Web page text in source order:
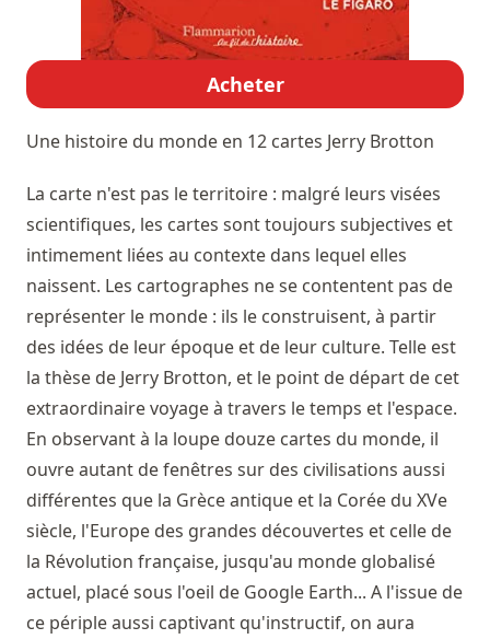
Acheter
Une histoire du monde en 12 cartes Jerry Brotton
La carte n'est pas le territoire : malgré leurs visées
scientifiques, les cartes sont toujours subjectives et
intimement liées au contexte dans lequel elles
naissent. Les cartographes ne se contentent pas de
représenter le monde : ils le construisent, à partir
des idées de leur époque et de leur culture. Telle est
la thèse de Jerry Brotton, et le point de départ de cet
extraordinaire voyage à travers le temps et l'espace.
En observant à la loupe douze cartes du monde, il
ouvre autant de fenêtres sur des civilisations aussi
différentes que la Grèce antique et la Corée du XVe
siècle, l'Europe des grandes découvertes et celle de
la Révolution française, jusqu'au monde globalisé
actuel, placé sous l'oeil de Google Earth... A l'issue de
ce périple aussi captivant qu'instructif, on aura